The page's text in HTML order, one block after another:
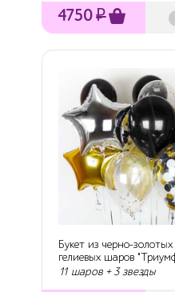
4750₽
Букет из черно-золотых
гелиевых шаров
11 шаров + 3 звезды